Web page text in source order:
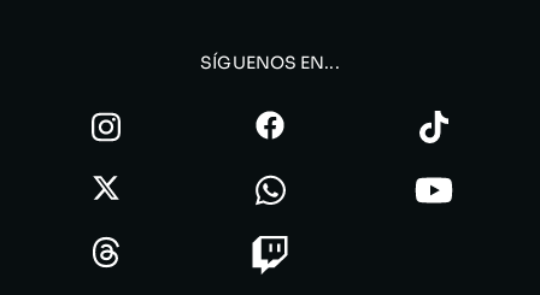
SÍGUENOS EN...